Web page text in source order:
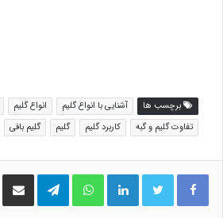
برچسب ها آشنایی با انواع گلیم انواع گلیم
تفاوت گلیم و گبه
کاربرد گلیم گلیم گلیم بافی
لینکدین واتس آپ تلگرام